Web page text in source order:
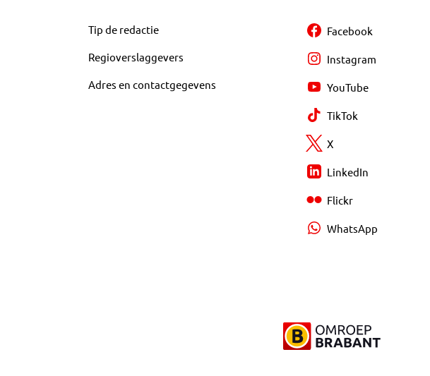
Tip de redactie
Regioverslaggevers
Adres en contactgegevens
Facebook
Instagram
YouTube
TikTok
X
LinkedIn
Flickr
WhatsApp